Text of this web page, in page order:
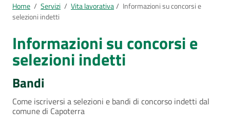
Home / Servizi / Vita lavorativa/ Informazioni su concorsi e
selezioni indetti
Informazioni su concorsi e
selezioni indetti
Bandi
Come iscriversi a selezioni e bandi di concorso indetti dal
comune di Capoterra